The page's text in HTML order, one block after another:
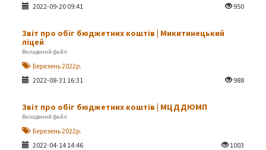
2022-09-20 09:41
950
Звіт про обіг бюджетних коштів | Микитинецький
ліцей
Вкладений файл
Березень 2022р.
2022-08-31 16:31
988
Звіт про обіг бюджетних коштів | МЦДДЮМП
Вкладений файл
Березень 2022р.
2022-04-14 14:46
1003